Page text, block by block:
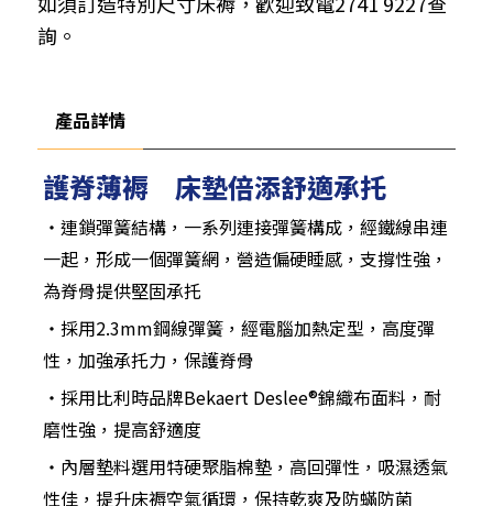
詢。
產品詳情
護脊薄褥 床墊倍添舒適承托
‧連鎖彈簧結構，一系列連接彈簧構成，經鐵線串連
一起，形成一個彈簧網，營造偏硬睡感，支撐性強，
為脊骨提供堅固承托
‧採用2.3mm鋼線彈簧，經電腦加熱定型，高度彈
性，加強承托力，保護脊骨
‧採用比利時品牌Bekaert Deslee®錦織布面料，耐
磨性強，提高舒適度
‧內層墊料選用特硬聚脂棉墊，高回彈性，吸濕透氣
性佳，提升床褥空氣循環，保持乾爽及防蟎防菌